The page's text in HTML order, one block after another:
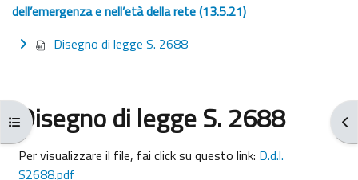
Apri indice del corso
dell’emergenza e nell’età della rete (13.5.21)
Disegno di legge S. 2688
Disegno di legge S. 2688
Aggregazione dei criteri
Per visualizzare il file, fai click su questo link: D.d.l.
S2688.pdf